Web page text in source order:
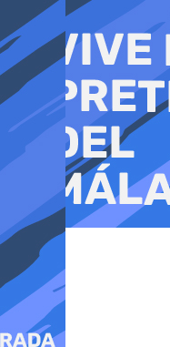
al
contenido